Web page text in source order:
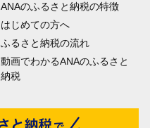
ANAのふるさと納税の特徴
はじめての方へ
ふるさと納税の流れ
動画でわかるANAのふるさと
納税